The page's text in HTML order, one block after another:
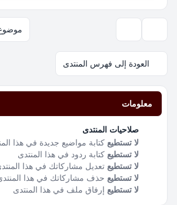
العودة إلى فهرس المنتدى
معلومات
صلاحيات المنتدى
لا تستطيع كتابة مواضيع جديدة في هذا
لا تستطيع كتابة ردود في هذا المنتدى
لا تستطيع تعديل مشاركاتك في هذا
لا تستطيع حذف مشاركاتك في هذا
لا تستطيع إرفاق ملف في هذا المنتدى